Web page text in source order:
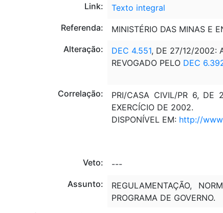
Link:
Texto integral
Referenda:
MINISTÉRIO DAS MINAS E
Alteração:
DEC 4.551, DE 27/12/2002:
REVOGADO PELO DEC
Correlação:
PRI/CASA CIVIL/PR 6, DE
EXERCÍCIO DE 2002.
DISPONÍVEL EM: http://
Veto:
---
Assunto:
REGULAMENTAÇÃO,
PROGRAMA DE GOVERNO.